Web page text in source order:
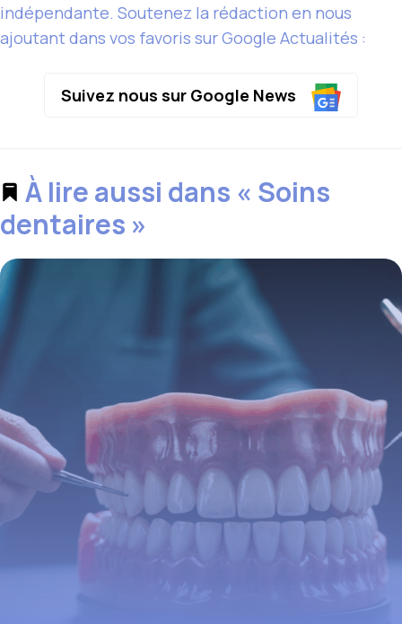
indépendante. Soutenez la rédaction en nous
ajoutant dans vos favoris sur Google Actualités :
Suivez nous sur Google News
À lire aussi dans « Soins
dentaires »